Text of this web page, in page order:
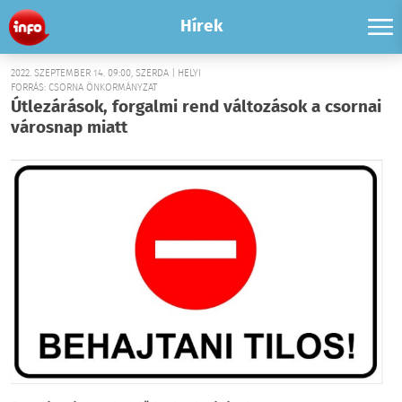
Hírek
2022. SZEPTEMBER 14. 09:00, SZERDA | HELYI
FORRÁS: CSORNA ÖNKORMÁNYZAT
Útlezárások, forgalmi rend változások a csornai
városnap miatt